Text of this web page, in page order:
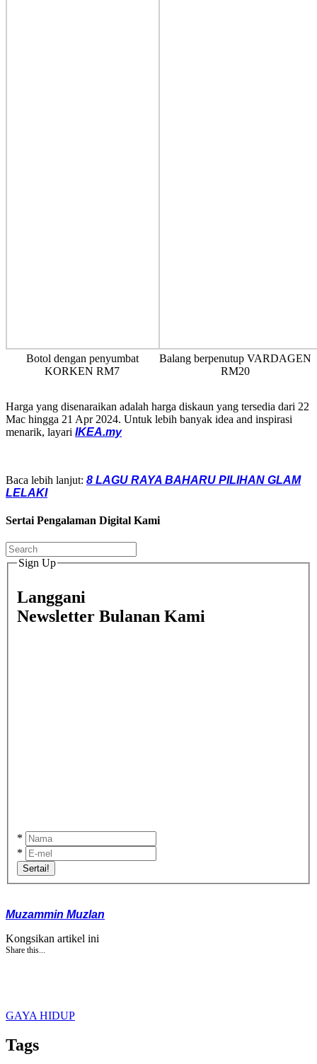
Botol dengan penyumbat
KORKEN RM7
Balang berpenutup VARDAGEN
RM20
Harga yang disenaraikan adalah harga diskaun yang tersedia dari 22
Mac hingga 21 Apr 2024. Untuk lebih banyak idea and inspirasi
menarik, layari IKEA.my
Baca lebih lanjut: 8 LAGU RAYA BAHARU PILIHAN GLAM
LELAKI
Sertai Pengalaman Digital Kami
Sign Up
Langgani
Newsletter Bulanan Kami
*
*
Sertai!
Muzammin Muzlan
Kongsikan artikel ini
Share this...
GAYA HIDUP
Tags